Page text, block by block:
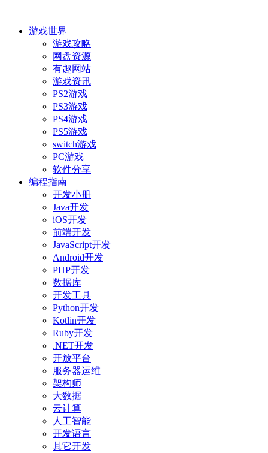
游戏世界
游戏攻略
网盘资源
有趣网站
游戏资讯
PS2游戏
PS3游戏
PS4游戏
PS5游戏
switch游戏
PC游戏
软件分享
编程指南
开发小册
Java开发
iOS开发
前端开发
JavaScript开发
Android开发
PHP开发
数据库
开发工具
Python开发
Kotlin开发
Ruby开发
.NET开发
开放平台
服务器运维
架构师
大数据
云计算
人工智能
开发语言
其它开发